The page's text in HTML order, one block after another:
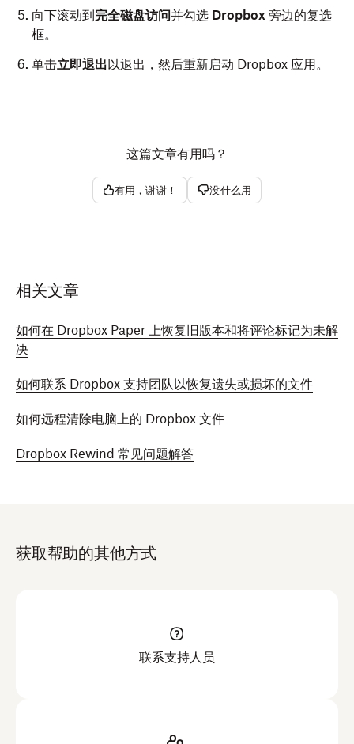
向下滚动到完全磁盘访问并勾选 Dropbox 旁边的复选
框。
单击立即退出以退出，然后重新启动 Dropbox 应用。
这篇文章有用吗？
有用，谢谢！ 没什么用
相关文章
如何在 Dropbox Paper 上恢复旧版本和将评论标记为未解
决
如何联系 Dropbox 支持团队以恢复遗失或损坏的文件
如何远程清除电脑上的 Dropbox 文件
Dropbox Rewind 常见问题解答
获取帮助的其他方式
联系支持人员